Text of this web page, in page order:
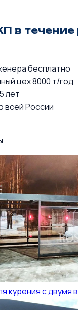
в течение
бесплатно
цех 8000 т/год
лет
всей России
курения с двумя